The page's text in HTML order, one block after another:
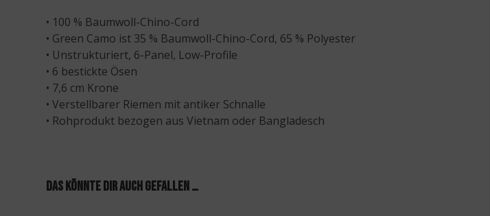
• 100 % Baumwoll-Chino-Cord
• Green Camo ist 35 % Baumwoll-Chino-Cord, 65 % Polyester
• Unstrukturiert, 6-Panel, Low-Profile
• 6 bestickte Ösen
• 7,6 cm Krone
• Verstellbarer Riemen mit antiker Schnalle
• Rohprodukt bezogen aus Vietnam oder Bangladesch
Das könnte dir auch gefallen …